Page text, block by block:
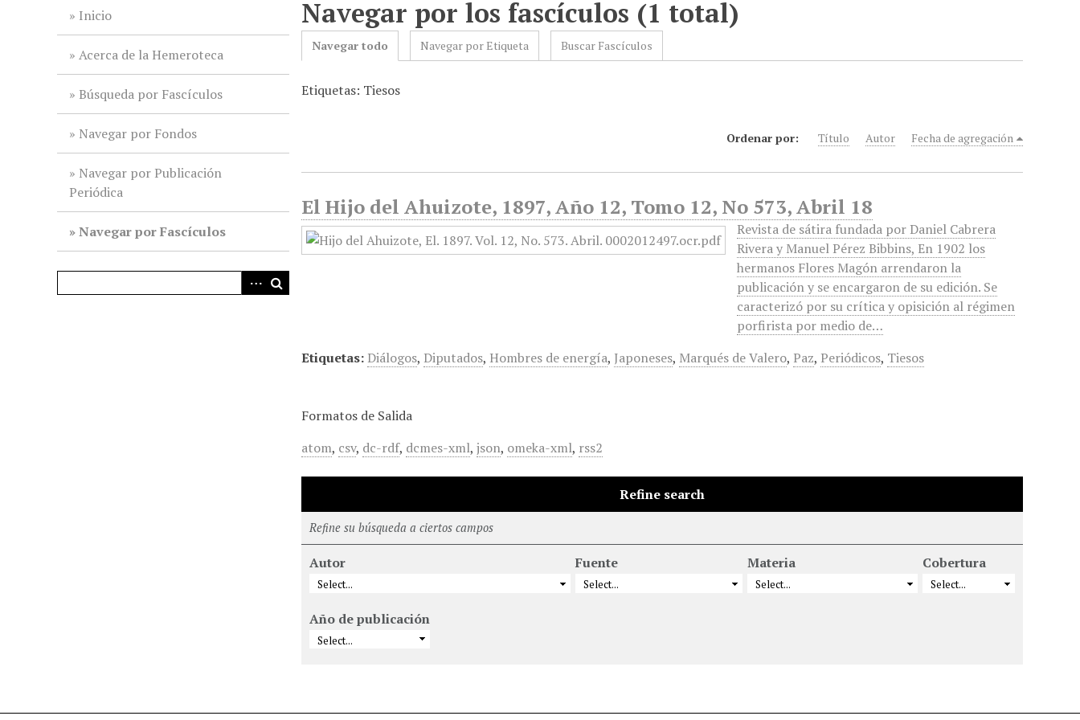
Inicio
Acerca de la Hemeroteca
Búsqueda por Fascículos
Navegar por Fondos
Navegar por Publicación
Periódica
Navegar por Fascículos
Navegar por los fascículos (1 total)
Navegar todo Navegar por Etiqueta Buscar Fascículos
Etiquetas: Tiesos
Ordenar por: Título Autor Fecha de agregación
El Hijo del Ahuizote, 1897, Año 12, Tomo 12, No 573, Abril 18
Revista de sátira fundada por Daniel Cabrera
Rivera y Manuel Pérez Bibbins, En 1902 los
hermanos Flores Magón arrendaron la
publicación y se encargaron de su edición. Se
caracterizó por su crítica y opisición al régimen
porfirista por medio de…
Etiquetas: Diálogos, Diputados, Hombres de energía, Japoneses, Marqués de Valero, Paz, Periódicos, Tiesos
Formatos de Salida
atom, csv, dc-rdf, dcmes-xml,json, omeka-xml, rss2
Refine search
Refine su búsqueda a ciertos campos
Autor Fuente Materia Cobertura
Año de publicación